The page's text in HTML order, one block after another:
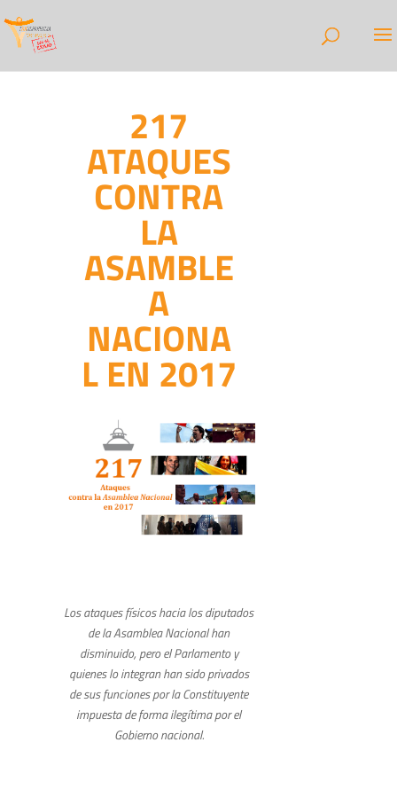
217
ATAQUES
CONTRA
LA
ASAMBLE
A
NACIONA
L EN 2017
Los ataques físicos hacia los diputados
de la Asamblea Nacional han
disminuido, pero el Parlamento y
quienes lo integran han sido privados
de sus funciones por la Constituyente
impuesta de forma ilegítima por el
Gobierno nacional.